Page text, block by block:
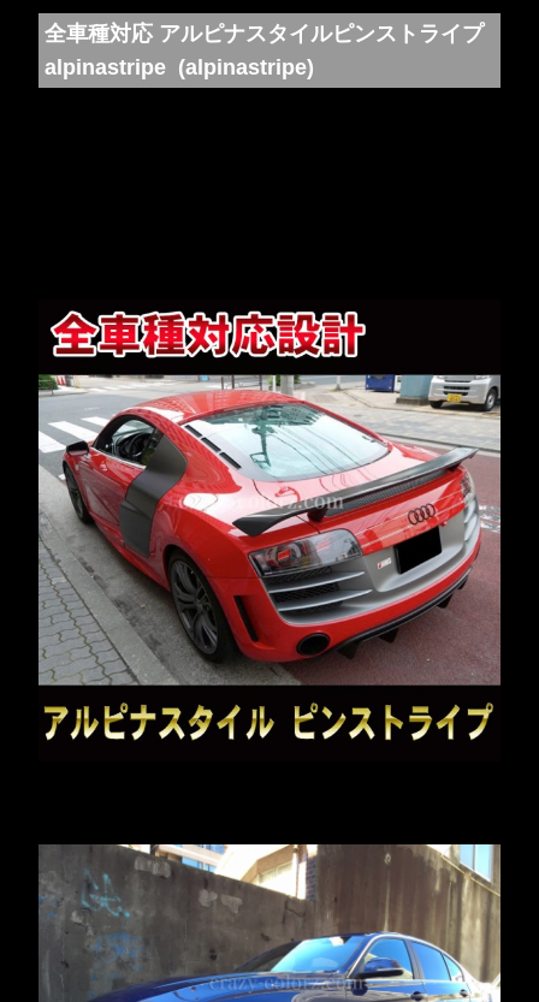
全車種対応 アルピナスタイルピンストライプ
alpinastripe (alpinastripe)